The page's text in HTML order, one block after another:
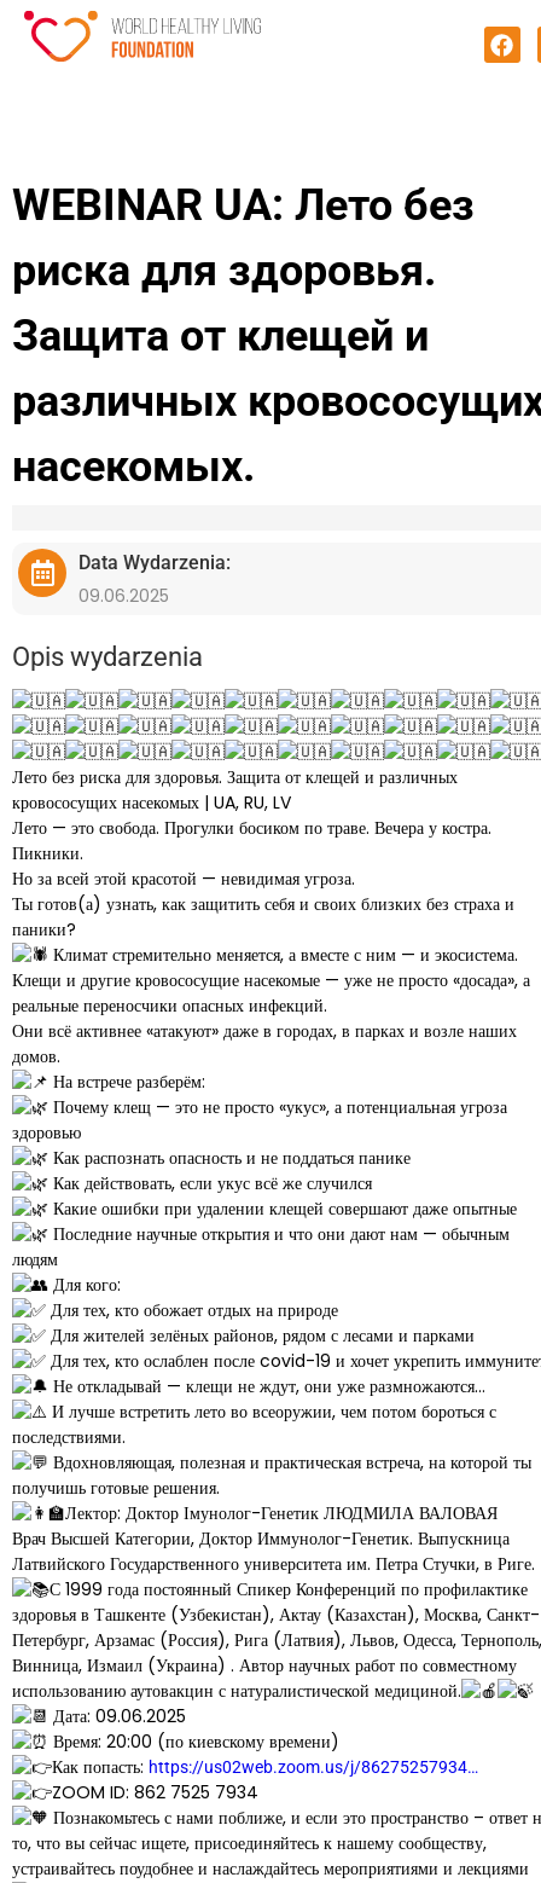
WEBINAR UA: Лето без
риска для здоровья.
Защита от клещей и
различных
насекомых.
Data Wydarzenia:
09.06.2025
Opis wydarzenia
Лето без риска для здоровья. Защита от клещей и различных
кровососущих насекомых | UA, RU, LV
Лето — это свобода. Прогулки босиком по траве. Вечера у костра.
Пикники.
Но за всей этой красотой — невидимая угроза.
Ты готов(а) узнать, как защитить себя и своих близких без страха и
паники?
Климат стремительно меняется, а вместе с ним — и экосистема.
Клещи и другие кровососущие насекомые — уже не просто «досада», а
реальные переносчики опасных инфекций.
Они всё активнее «атакуют» даже в городах, в парках и возле наших
домов.
На встрече разберём:
Почему клещ — это не просто «укус», а потенциальная угроза
здоровью
Как распознать опасность и не поддаться панике
Как действовать, если укус всё же случился
Какие ошибки при удалении клещей совершают даже опытные
Последние научные открытия и что они дают нам — обычным
людям
Для кого:
Для тех, кто обожает отдых на природе
Для жителей зелёных районов, рядом с лесами и парками
Для тех, кто ослаблен после covid-19 и хочет укрепить
Не откладывай — клещи не ждут, они уже размножаются…
И лучше встретить лето во всеоружии, чем потом бороться с
последствиями.
Вдохновляющая, полезная и практическая встреча, на которой ты
получишь готовые решения.
Лектор: Доктор Імунолог-Генетик ЛЮДМИЛА ВАЛОВАЯ
Врач Высшей Категории, Доктор Иммунолог-Генетик. Выпускница
Латвийского Государственного университета им. Петра Стучки, в Риге.
С 1999 года постоянный Спикер Конференций по профилактике
здоровья в Ташкенте (Узбекистан), Актау (Казахстан), Москва, Санкт-
Петербург, Арзамас (Россия), Рига (Латвия), Львов, Одесса, Тернополь,
Винница, Измаил (Украина) . Автор научных работ по совместному
использованию аутовакцин с натуралистической медициной.
Дата: 09.06.2025
Время: 20:00 (по киевскому времени)
Как попасть: https://us02web.zoom.us/j/86275257934…
ZOOM ID: 862 7525 7934
Познакомьтесь с нами поближе, и если это пространство – ответ
то, что вы сейчас ищете, присоединяйтесь к нашему сообществу,
устраивайтесь поудобнее и наслаждайтесь мероприятиями и лекциями